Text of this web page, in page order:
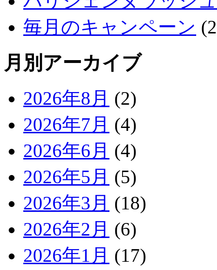
毎月のキャンペーン
月別アーカイブ
2026年8月 (2)
2026年7月 (4)
2026年6月 (4)
2026年5月 (5)
2026年3月 (18)
2026年2月 (6)
2026年1月 (17)